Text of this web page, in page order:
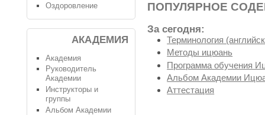
ПОПУЛЯРНОЕ
За сегодня:
Терминология
Методы ицюань
Программа обучения
Альбом Академии
Аттестация
Оздоровление
АКАДЕМИЯ
Академия
Руководитель
Академии
Инструкторы и
группы
Альбом Академии